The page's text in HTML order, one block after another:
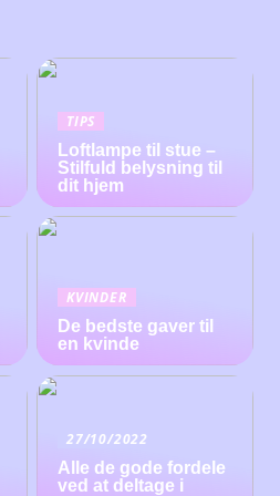
TIPS
Loftlampe til stue –
Stilfuld belysning til
dit hjem
KVINDER
De bedste gaver til
en kvinde
27/10/2022
Alle de gode fordele
ved at deltage i